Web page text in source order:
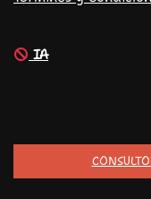
IA